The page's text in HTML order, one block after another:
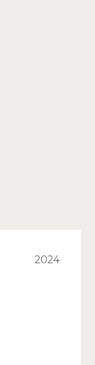
2024